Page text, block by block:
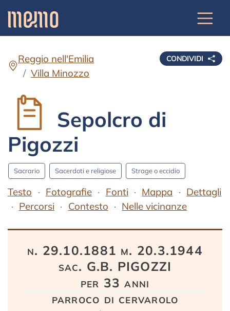
CONDIVIDI
Reggio nell'Emilia
Villa Minozzo
Sepolcro di
Pigozzi
Sacrario Sacerdoti e religiose Strage o eccidio
Testo Fotografie Fonti Mappa
Dettagli
Percorsi
Contesto Nelle vicinanze
n. 29.10.1881 m. 20.3.1944
sac. G.B. PIGOZZI
per 33 anni
parroco di cervarolo